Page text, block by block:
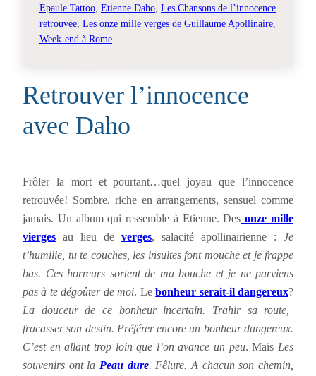
Epaule Tattoo Etienne Daho Les Chansons de l’innocence
retrouvée Les onze mille verges de Guillaume Apollinaire
Week-end à Rome
Retrouver l’innocence
avec Daho
Frôler la mort et pourtant…quel joyau que l’innocence
retrouvée! Sombre, riche en arrangements, sensuel comme
jamais. Un album qui ressemble à Etienne. Des onze mille
vierges au lieu de verges, salacité apollinairienne : Je
t’humilie, tu te couches, les insultes font mouche et je frappe
bas. Ces horreurs sortent de ma bouche et je ne parviens
pas à te dégoûter de moi. Lebonheur serait-il dangereux?
La douceur de ce bonheur incertain. Trahir sa route,
fracasser son destin. Préférer encore un bonheur dangereux.
C’est en allant trop loin que l’on avance un peu. MaisLes
souvenirs ont la Peau dure. Fêlure. A chacun son chemin,